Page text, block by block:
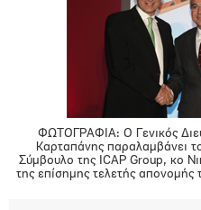
ΦΩΤΟΓΡΑΦΙΑ: O Γενικός
Καρταπάνης παραλαμβάνει
Σύμβουλο της ICAP Group, κο
της επίσημης τελετής